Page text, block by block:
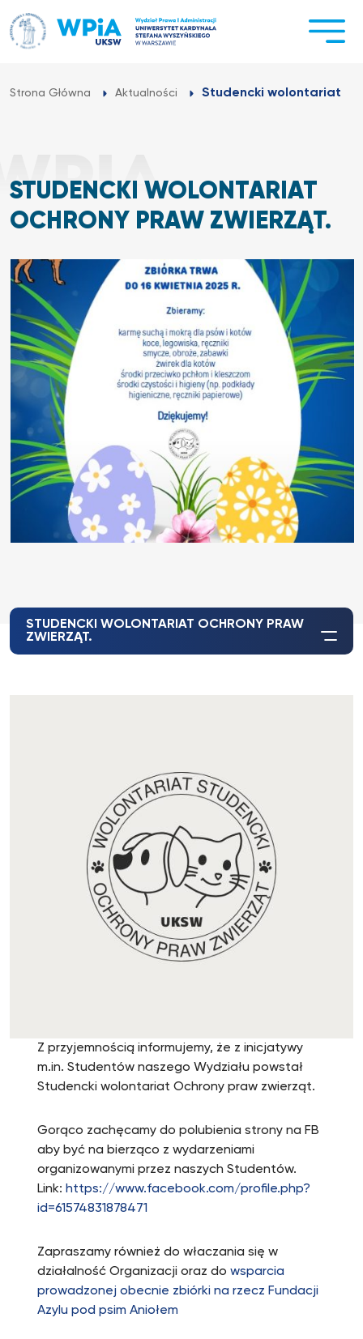
do
treści
Strona Główna Aktualności Studencki wolontariat
STUDENCKI WOLONTARIAT
OCHRONY PRAW ZWIERZĄT.
STUDENCKI WOLONTARIAT OCHRONY PRAW
ZWIERZĄT.
Z przyjemnością informujemy, że z inicjatywy
m.in. Studentów naszego Wydziału powstał
Studencki wolontariat Ochrony praw zwierząt.
Gorąco zachęcamy do polubienia strony na FB
aby być na bierząco z wydarzeniami
organizowanymi przez naszych Studentów.
Link: https://www.facebook.com/profile.php?
id=61574831878471
Zapraszamy również do właczania się w
działalność Organizacji oraz do wsparcia
prowadzonej obecnie zbiórki na rzecz Fundacji
Azylu pod psim Aniołem